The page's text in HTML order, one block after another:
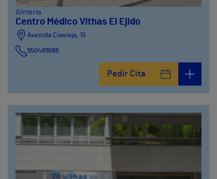
Almería
Centro Médico Vithas El Ejido
Avenida Ciavieja, 15
950489688
Pedir Cita